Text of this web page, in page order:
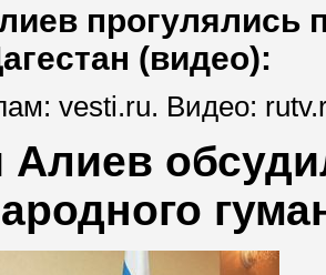
прогулялись
(видео):
vesti.ru. Видео:
Алиев